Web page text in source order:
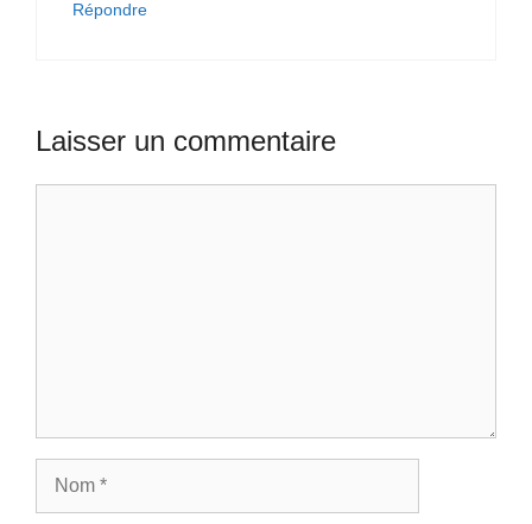
Répondre
Laisser un commentaire